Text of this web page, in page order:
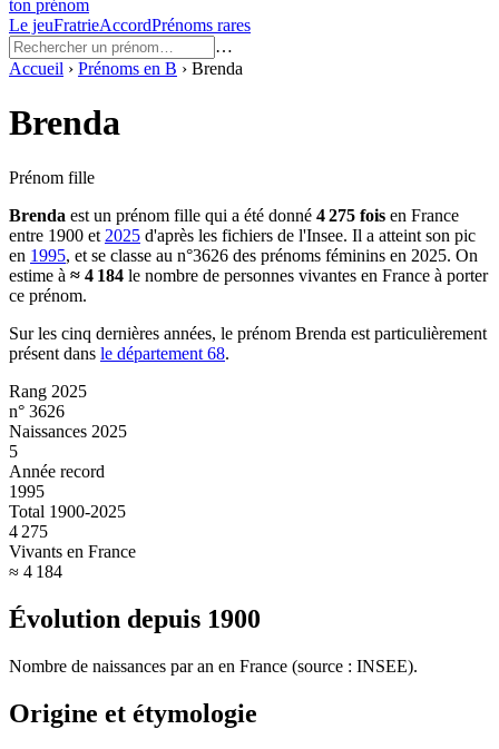
ton prénom
Le jeuFratrieAccordPrénoms rares
…
Accueil › Prénoms en B › Brenda
Brenda
Prénom fille
Brenda est un prénom fille qui a été donné 4 275 fois en France
entre 1900 et 2025 d'après les fichiers de l'Insee. Il a atteint son pic
en 1995, et se classe au n°3626 des prénoms féminins en 2025. On
estime à ≈ 4 184 le nombre de personnes vivantes en France à porter
ce prénom.
Sur les cinq dernières années, le prénom Brenda est particulièrement
présent dans le département 68.
Rang 2025
n° 3626
Naissances 2025
5
Année record
1995
Total 1900-2025
4 275
Vivants en France
≈ 4 184
Évolution depuis 1900
Nombre de naissances par an en France (source : INSEE).
Origine et étymologie